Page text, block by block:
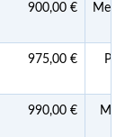
900,00 €
975,00 €
990,00 €